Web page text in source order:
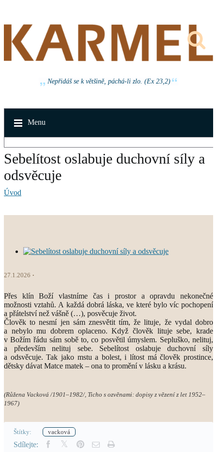
Nepřidáš se k většině, páchá-li zlo. (Ex 23,2)
Menu
Sebelítost oslabuje duchovní síly a
odsvěcuje
Úvod
27.1.2026
Přes klín Boží vlastníme čas i prostor a opravdu nekonečné
možnosti vztahů. A každá dobrá láska, ve které bylo víc pochopení
a přátelství než vášně (…), posvěcuje život.
Člověk to nesmí jen sám znesvětit tím, že lituje, že vydal dobro
a nebylo mu dobrem oplaceno. Když člověk lituje sebe, krade
v Božím řádu sám sobě to, co posvětil úmyslem. Sepluško, nelituj,
a především nelituj sebe. Sebelítost oslabuje duchovní síly
a odsvěcuje. Tak jako mstu a bolest, i lítost má člověk prostince,
dětsky dávat Matce matek – ona to promění v lásku a krásu.
(Růžena Vacková /1901–1982/, Ticho s ozvěnami: dopisy z vězení z let 1952–
1967)
Štítky: vacková
Sdílejte: